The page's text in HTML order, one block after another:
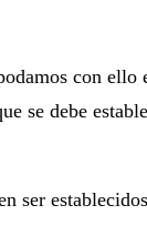
con ello
se debe
ser